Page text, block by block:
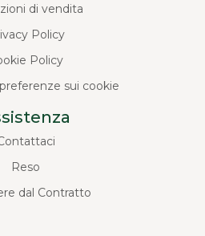
di vendita
Policy
Policy
sui cookie
Reso
dal Contratto